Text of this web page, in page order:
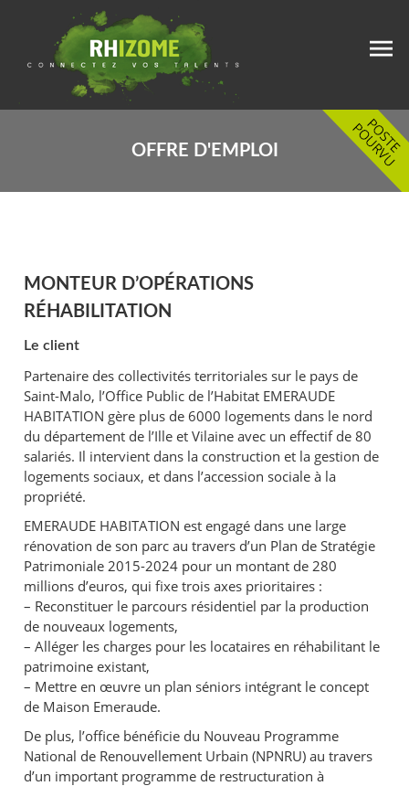
OFFRE D'EMPLOI
MONTEUR D’OPÉRATIONS
RÉHABILITATION
Le client
Partenaire des collectivités territoriales sur le pays de
Saint-Malo, l’Office Public de l’Habitat EMERAUDE
HABITATION gère plus de 6000 logements dans le nord
du département de l’Ille et Vilaine avec un effectif de 80
salariés. Il intervient dans la construction et la gestion de
logements sociaux, et dans l’accession sociale à la
propriété.
EMERAUDE HABITATION est engagé dans une large
rénovation de son parc au travers d’un Plan de Stratégie
Patrimoniale 2015-2024 pour un montant de 280
millions d’euros, qui fixe trois axes prioritaires :
– Reconstituer le parcours résidentiel par la production
de nouveaux logements,
– Alléger les charges pour les locataires en réhabilitant le
patrimoine existant,
– Mettre en œuvre un plan séniors intégrant le concept
de Maison Emeraude.
De plus, l’office bénéficie du Nouveau Programme
National de Renouvellement Urbain (NPNRU) au travers
d’un important programme de restructuration à